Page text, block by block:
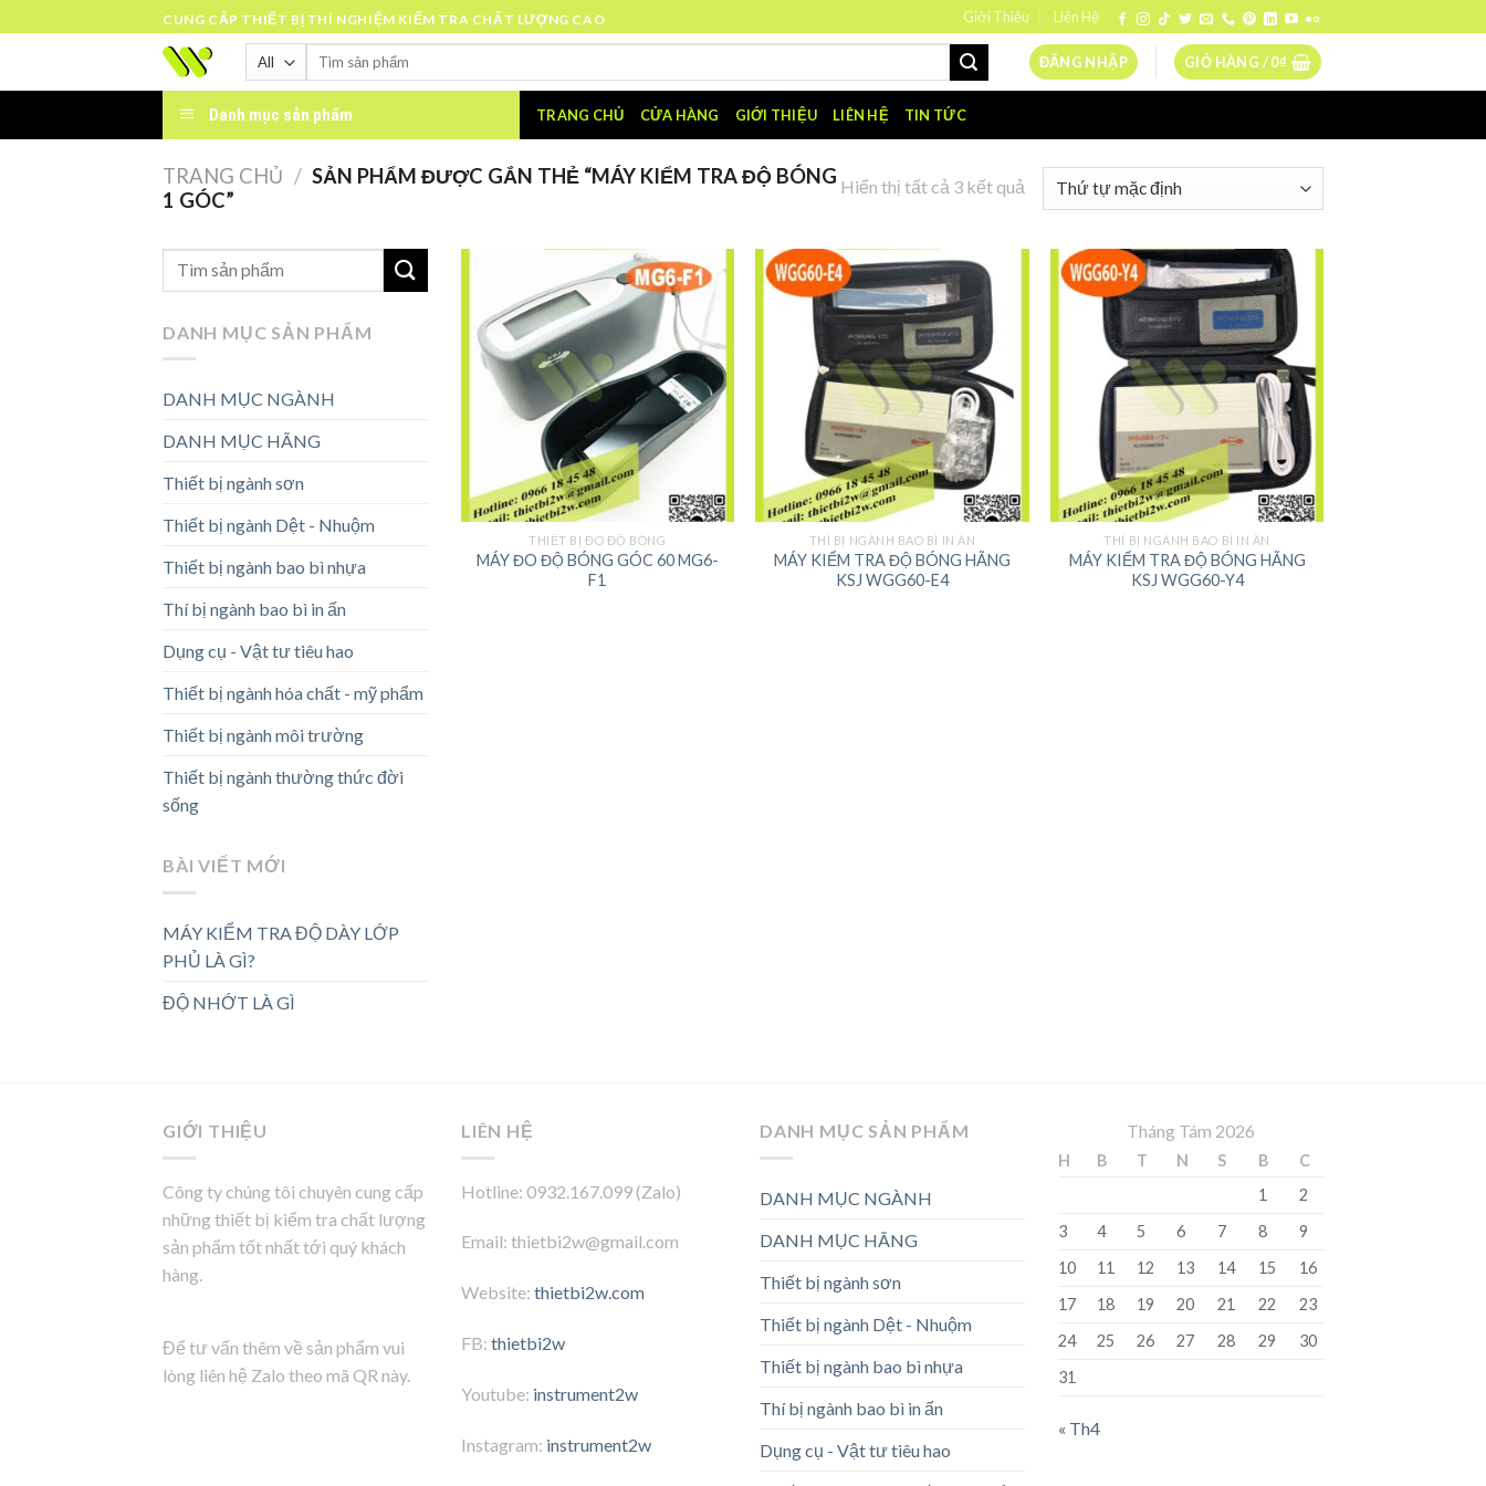
to
CUNG CẤP THIẾT BỊ THÍ NGHIỆM KIỂM TRA CHẤT LƯỢNG CAO Giới Thiệu Liên Hệ
Tìm
ĐĂNG NHẬP GIỎ HÀNG /0₫
Danh mục sản phẩm TRANG CHỦ CỬA HÀNG GIỚI THIỆU LIÊN HỆ TIN TỨC
TRANG CHỦ / SẢN PHẨM ĐƯỢC GẮN THẺ “MÁY KIỂM TRA ĐỘ BÓNG
1 GÓC”
Hiển thị tất cả 3 kết quả
DANH MỤC SẢN PHẨM
DANH MỤC NGÀNH
DANH MỤC HÃNG
Thiết bị ngành sơn
Thiết bị ngành Dệt - Nhuộm
Thiết bị ngành bao bì nhựa
Thí bị ngành bao bì in ấn
Dụng cụ - Vật tư tiêu hao
Thiết bị ngành hóa chất - mỹ phẩm
Thiết bị ngành môi trường
Thiết bị ngành thường thức đời
sống
BÀI VIẾT MỚI
MÁY KIỂM TRA ĐỘ DÀY LỚP
PHỦ LÀ GÌ?
ĐỘ NHỚT LÀ GÌ
THIẾT BỊ ĐO ĐỘ BÓNG
MÁY ĐO ĐỘ BÓNG GÓC 60 MG6-
F1
THÍ BỊ NGÀNH BAO BÌ IN ẤN
MÁY KIỂM TRA ĐỘ BÓNG HÃNG
KSJ WGG60-E4
THÍ BỊ NGÀNH BAO BÌ IN ẤN
MÁY KIỂM TRA ĐỘ BÓNG HÃNG
KSJ WGG60-Y4
GIỚI THIỆU
Công ty chúng tôi chuyên cung cấp
những thiết bị kiểm tra chất lượng
sản phẩm tốt nhất tới quý khách
hàng.
Để tư vấn thêm về sản phẩm vui
lòng liên hệ Zalo theo mã QR này.
LIÊN HỆ
Hotline: 0932.167.099 (Zalo)
Email: thietbi2w@gmail.com
Website: thietbi2w.com
FB: thietbi2w
Youtube: instrument2w
Instagram: instrument2w
DANH MỤC SẢN PHẨM
DANH MỤC NGÀNH
DANH MỤC HÃNG
Thiết bị ngành sơn
Thiết bị ngành Dệt - Nhuộm
Thiết bị ngành bao bì nhựa
Thí bị ngành bao bì in ấn
Dụng cụ - Vật tư tiêu hao
Tháng Tám 2026
H B T N S B
C
1
2
3
4 5 6 7 8
9
10
11 12 13 14 15
16
17
18 19 20 21 22
23
24
25 26 27 28 29
30
31
« Th4